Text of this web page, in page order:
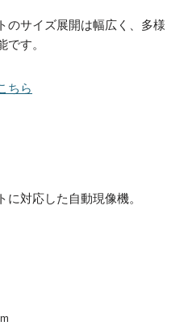
のサイズ展開は幅広く、多様
す。
ちら
対応した自動現像機。
mm